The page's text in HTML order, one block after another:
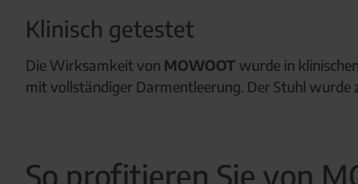
Klinisch getestet
Die Wirksamkeit von MOWOOT wurde in
mit vollständiger Darmentleerung. Der Stuhl wurde
So profitieren Sie von